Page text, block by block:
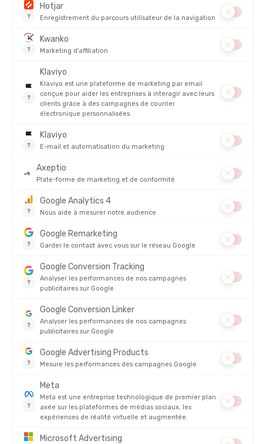
durabilité et de la performance.
Les bénéfices physiologiques de l’endurance fondamentale
L’endurance lente agit en profondeur sur votre physiologie. Voici
ce qu’il se passe dans votre corps lors de ces séances :
Augmentation du volume d’éjection systolique du cœur
cœur pompe plus de sang à chaque battement).
Amélioration de la densité capillaire dans les muscles
Développement des mitochondries
Autrement dit, votre corps devient plus endurant, plus économe
Endurance fondamentale et VO2 max : un duo gagnant
Travailler votreendurance fondamentale contribue
d’oxygène consommé). Même si le travail de VO2 max se fait à
intensité plus élevée, la base aérobie construite grâce à
l’endurance lente en est le socle.
efficacité énergétique, vous préparez votre corps à mieux
encaisser les séances de fractionné ou de seuil.
Endurance fondamentale et marathon : un lien indissociable
marathonrepose presque entièrement sur la
coureurs qui négligent cette phase d’entraînement paient